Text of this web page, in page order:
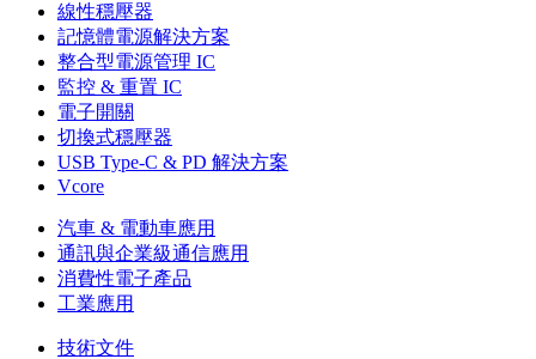
線性穩壓器
記憶體電源解決方案
整合型電源管理 IC
監控 & 重置 IC
電子開關
切換式穩壓器
USB Type-C & PD 解決方案
Vcore
汽車 & 電動車應用
通訊與企業級通信應用
消費性電子產品
工業應用
技術文件